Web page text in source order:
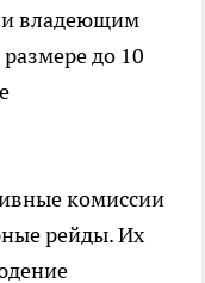
владеющим
до 10
комиссии
рейды. Их